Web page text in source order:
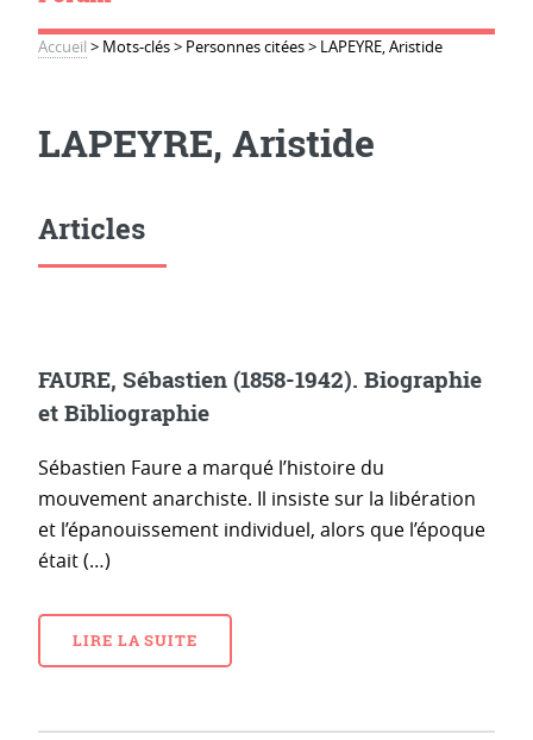
Accueil > Mots-clés> Personnes citées> LAPEYRE, Aristide
LAPEYRE, Aristide
Articles
FAURE, Sébastien (1858-1942). Biographie
et Bibliographie
Sébastien Faure a marqué l’histoire du
mouvement anarchiste. Il insiste sur la libération
et l’épanouissement individuel, alors que l’époque
était (…)
LIRE LA SUITE